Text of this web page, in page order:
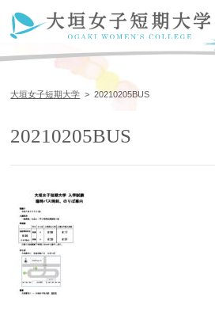
大垣女子短期大学 >20210205BUS
20210205BUS